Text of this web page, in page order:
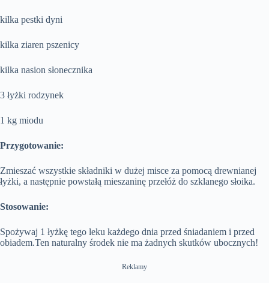
kilka pestki dyni
kilka ziaren pszenicy
kilka nasion słonecznika
3 łyżki rodzynek
1 kg miodu
Przygotowanie:
Zmieszać wszystkie składniki w dużej misce za pomocą drewnianej
łyżki, a następnie powstałą mieszaninę przełóż do szklanego słoika.
Stosowanie:
Spożywaj 1 łyżkę tego leku każdego dnia przed śniadaniem i przed
obiadem.Ten naturalny środek nie ma żadnych skutków ubocznych!
Reklamy